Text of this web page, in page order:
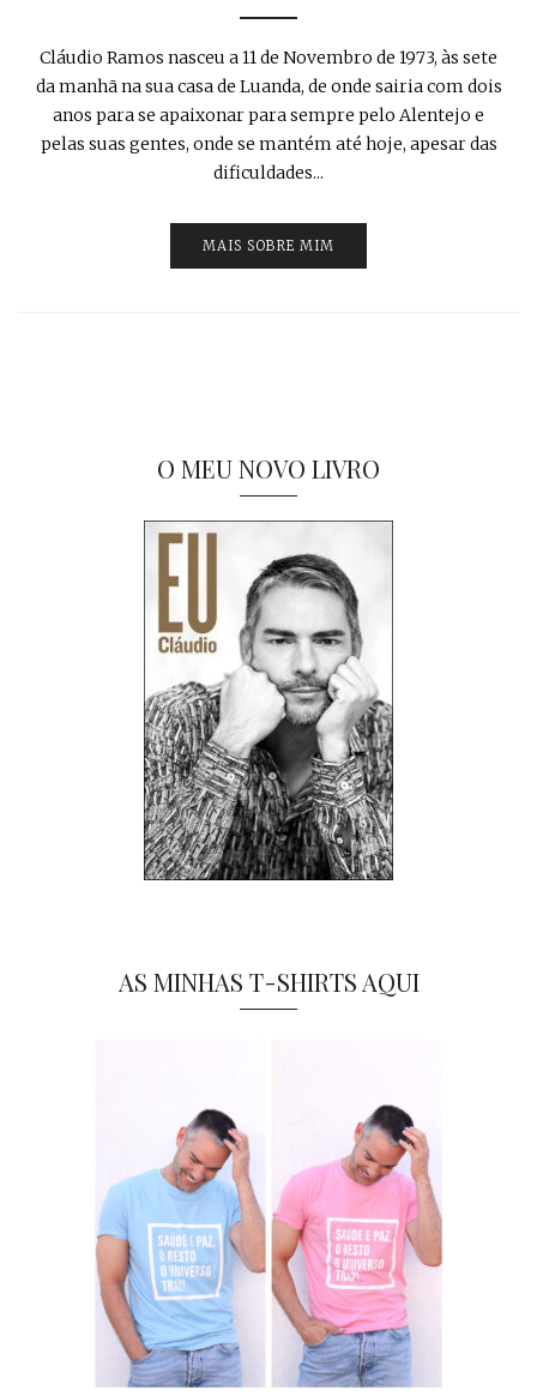
Cláudio Ramos nasceu a 11 de Novembro de 1973, às sete
da manhã na sua casa de Luanda, de onde sairia com dois
anos para se apaixonar para sempre pelo Alentejo e
pelas suas gentes, onde se mantém até hoje, apesar das
dificuldades...
MAIS SOBRE MIM
O MEU NOVO LIVRO
AS MINHAS T-SHIRTS AQUI